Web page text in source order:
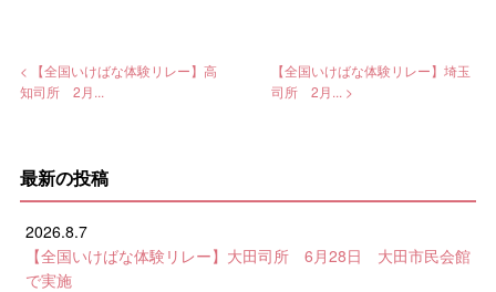
< 【全国いけばな体験リレー】高
知司所 2月...
【全国いけばな体験リレー】埼玉
司所 2月... >
最新の投稿
2026.8.7
【全国いけばな体験リレー】大田司所 6月28日 大田市民会館
で実施